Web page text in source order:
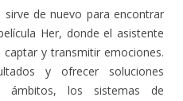
de nuevo para encontrar
Her, donde el asistente
y transmitir emociones.
y ofrecer soluciones
ámbitos, los sistemas de